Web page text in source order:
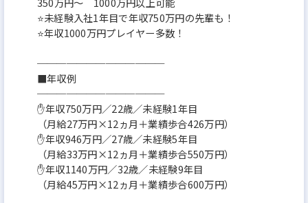
⭐未経験入社1年目で年収750万円の先輩も！
⭐年収1000万円プレイヤー多数！
─────────────
■年収例
─────────────
✋年収750万円／22歳／未経験1年目
（月給27万円×12ヵ月＋業績歩合426万円）
✋年収946万円／27歳／未経験5年目
（月給33万円×12ヵ月＋業績歩合550万円）
✋年収1140万円／32歳／未経験9年目
（月給45万円×12ヵ月＋業績歩合600万円）